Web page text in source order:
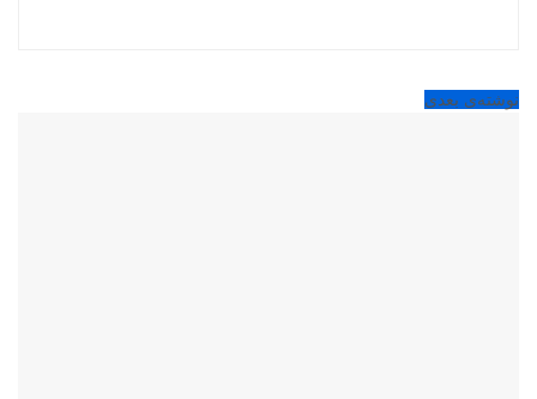
نوشته‌ی بعدی